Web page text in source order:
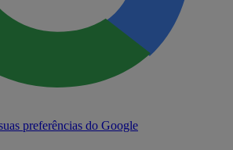
preferências do Google